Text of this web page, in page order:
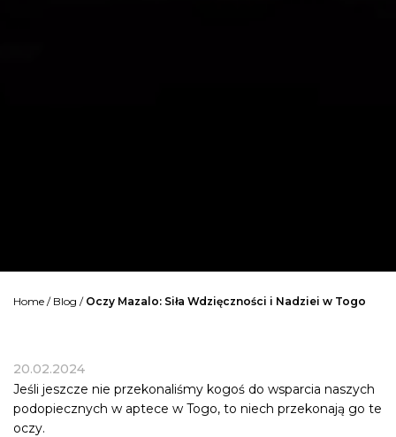
Home / Blog / Oczy Mazalo: Siła Wdzięczności i Nadziei w Togo
20.02.2024
Jeśli jeszcze nie przekonaliśmy kogoś do wsparcia naszych
podopiecznych w aptece w Togo, to niech przekonają go te
oczy.